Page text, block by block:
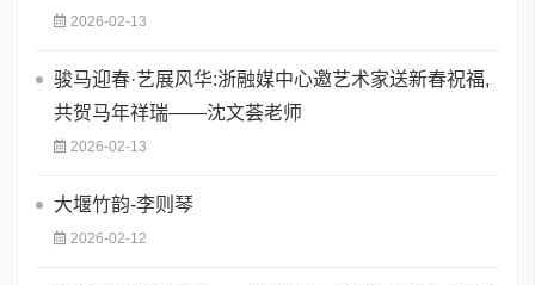
2026-02-13
骏马迎春·艺展风华:浙融媒中心邀艺术家送新春祝福,
共贺马年祥瑞——沈文荟老师
2026-02-13
大堰竹韵-​李则琴
2026-02-12